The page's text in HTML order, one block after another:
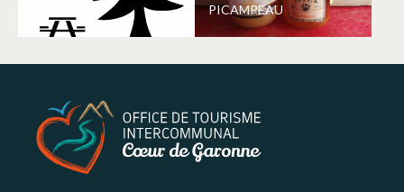
PICAMPEAU
PICAMPEAU